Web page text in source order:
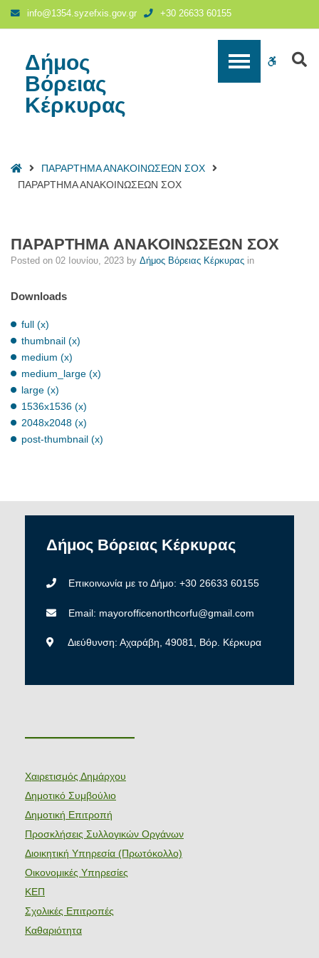
ΠΑΡΑΡΤΗΜΑ
Δήμος
Βόρειας
Κέρκυρας
info@1354.syzefxis.gov.gr +30 26633 60155
Δήμος
Βόρειας
Κέρκυρας
WCAG
HomeΠΑΡΑΡΤΗΜΑ ΑΝΑΚΟΙΝΩΣΕΩΝ ΣΟΧ
ΠΑΡΑΡΤΗΜΑ ΑΝΑΚΟΙΝΩΣΕΩΝ ΣΟΧ
ΠΑΡΑΡΤΗΜΑ ΑΝΑΚΟΙΝΩΣΕΩΝ ΣΟΧ
Posted on 02 Ιουνίου, 2023 by Δήμος Βόρειας Κέρκυρας in
Downloads
full (x)
thumbnail (x)
medium (x)
medium_large (x)
large (x)
1536x1536 (x)
2048x2048 (x)
post-thumbnail (x)
Δήμος Βόρειας Κέρκυρας
Επικοινωνία με το Δήμο: +30 26633 60155
Email: mayorofficenorthcorfu@gmail.com
Διεύθυνση: Αχαράβη, 49081, Βόρ. Κέρκυρα
———————
Χαιρετισμός Δημάρχου
Δημοτικό Συμβούλιο
Δημοτική Επιτροπή
Προσκλήσεις Συλλογικών Οργάνων
Διοικητική Υπηρεσία (Πρωτόκολλο)
Οικονομικές Υπηρεσίες
ΚΕΠ
Σχολικές Επιτροπές
Καθαριότητα